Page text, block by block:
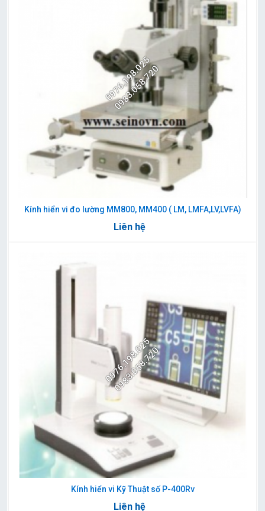
0976.198.025
0983.058.720
Kính hiển vi đo lường MM800, MM400 ( LM, LMFA,LV,LVFA)
Liên hệ
0976.198.025
0983.058.720
Kính hiển vi Kỹ Thuật số P-400Rv
Liên hệ